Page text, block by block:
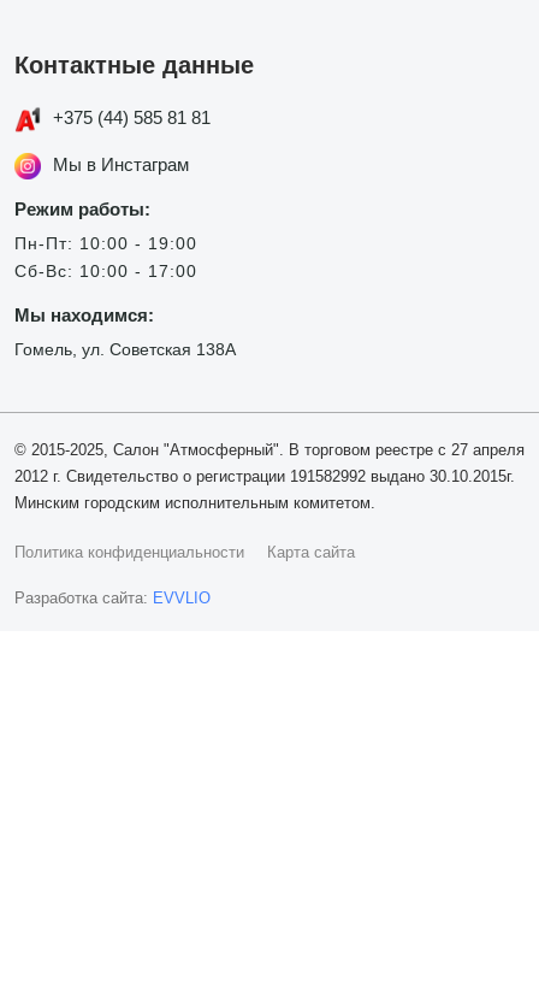
Контактные данные
+375 (44) 585 81 81
Мы в Инстаграм
Режим работы:
Пн-Пт: 10:00 - 19:00
Сб-Вс: 10:00 - 17:00
Мы находимся:
Гомель, ул. Советская 138А
© 2015-2025, Салон "Атмосферный". В торговом реестре с 27 апреля
2012 г. Свидетельство о регистрации 191582992 выдано 30.10.2015г.
Минским городским исполнительным комитетом.
Политика конфиденциальности Карта сайта
Разработка сайта: EVVLIO